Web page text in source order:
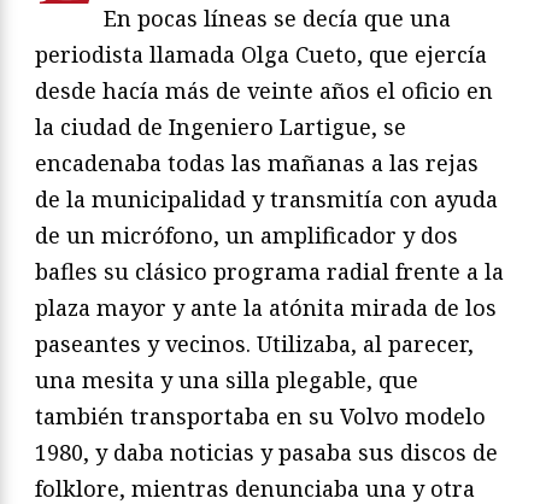
En pocas líneas se decía que una
periodista llamada Olga Cueto, que ejercía
desde hacía más de veinte años el oficio en
la ciudad de Ingeniero Lartigue, se
encadenaba todas las mañanas a las rejas
de la municipalidad y transmitía con ayuda
de un micrófono, un amplificador y dos
bafles su clásico programa radial frente a la
plaza mayor y ante la atónita mirada de los
paseantes y vecinos. Utilizaba, al parecer,
una mesita y una silla plegable, que
también transportaba en su Volvo modelo
1980, y daba noticias y pasaba sus discos de
folklore, mientras denunciaba una y otra